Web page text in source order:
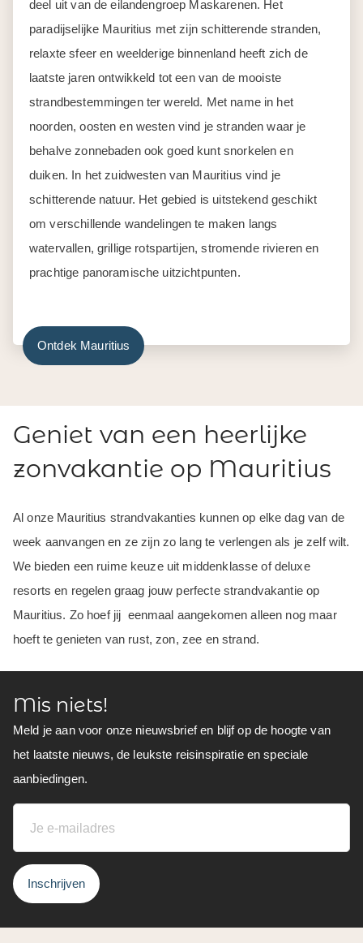
deel uit van de eilandengroep Maskarenen. Het
paradijselijke Mauritius met zijn schitterende stranden,
relaxte sfeer en weelderige binnenland heeft zich de
laatste jaren ontwikkeld tot een van de mooiste
strandbestemmingen ter wereld. Met name in het
noorden, oosten en westen vind je stranden waar je
behalve zonnebaden ook goed kunt snorkelen en
duiken. In het zuidwesten van Mauritius vind je
schitterende natuur. Het gebied is uitstekend geschikt
om verschillende wandelingen te maken langs
watervallen, grillige rotspartijen, stromende rivieren en
prachtige panoramische uitzichtpunten.
Ontdek Mauritius
Geniet van een heerlijke
zonvakantie op Mauritius
Al onze Mauritius strandvakanties kunnen op elke dag van de
week aanvangen en ze zijn zo lang te verlengen als je zelf wilt.
We bieden een ruime keuze uit middenklasse of deluxe
resorts en regelen graag jouw perfecte strandvakantie op
Mauritius. Zo hoef jij eenmaal aangekomen alleen nog maar
hoeft te genieten van rust, zon, zee en strand.
Mis niets!
Meld je aan voor onze nieuwsbrief en blijf op de hoogte van
het laatste nieuws, de leukste reisinspiratie en speciale
aanbiedingen.
Inschrijven